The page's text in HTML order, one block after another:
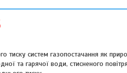
тиску систем газопостачання як
та гарячої води, стисненого